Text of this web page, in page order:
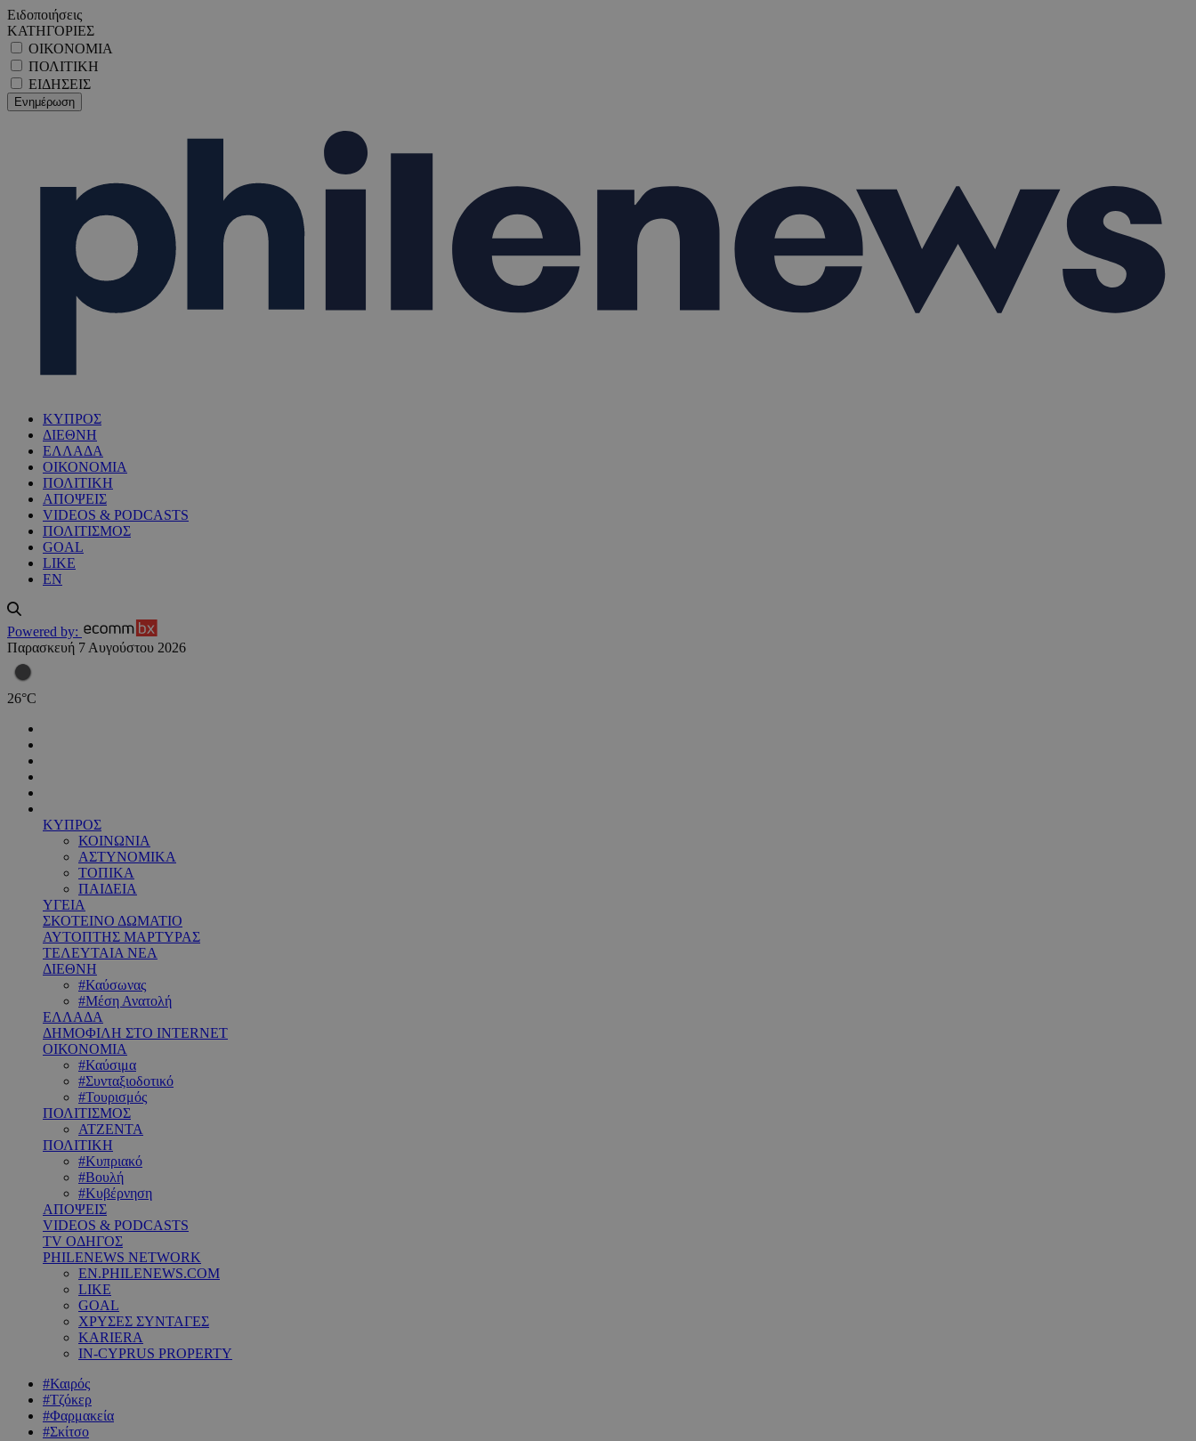
Ειδοποιήσεις
ΚΑΤΗΓΟΡΙΕΣ
ΟΙΚΟΝΟΜΙΑ
ΠΟΛΙΤΙΚΗ
ΕΙΔΗΣΕΙΣ
ΚΥΠΡΟΣ
ΔΙΕΘΝΗ
ΕΛΛΑΔΑ
ΟΙΚΟΝΟΜΙΑ
ΠΟΛΙΤΙΚΗ
ΑΠΟΨΕΙΣ
VIDEOS & PODCASTS
ΠΟΛΙΤΙΣΜΟΣ
GOAL
LIKE
EN
Powered by:
Παρασκευή 7 Αυγούστου 2026
26°C
ΚΥΠΡΟΣ
ΚΟΙΝΩΝΙΑ
ΑΣΤΥΝΟΜΙΚΑ
ΤΟΠΙΚΑ
ΠΑΙΔΕΙΑ
ΥΓΕΙΑ
ΣΚΟΤΕΙΝΟ ΔΩΜΑΤΙΟ
ΑΥΤΟΠΤΗΣ ΜΑΡΤΥΡΑΣ
ΤΕΛΕΥΤΑΙΑ ΝΕΑ
ΔΙΕΘΝΗ
#Καύσωνας
#Μέση Ανατολή
ΕΛΛΑΔΑ
ΔΗΜΟΦΙΛΗ ΣΤΟ INTERNET
ΟΙΚΟΝΟΜΙΑ
#Καύσιμα
#Συνταξιοδοτικό
#Τουρισμός
ΠΟΛΙΤΙΣΜΟΣ
ΑΤΖΕΝΤΑ
ΠΟΛΙΤΙΚΗ
#Κυπριακό
#Βουλή
#Κυβέρνηση
ΑΠΟΨΕΙΣ
VIDEOS & PODCASTS
TV ΟΔΗΓΟΣ
PHILENEWS NETWORK
EN.PHILENEWS.COM
LIKE
GOAL
ΧΡΥΣΕΣ ΣΥΝΤΑΓΕΣ
KARIERA
IN-CYPRUS PROPERTY
#Καιρός
#Τζόκερ
#Φαρμακεία
#Σκίτσο